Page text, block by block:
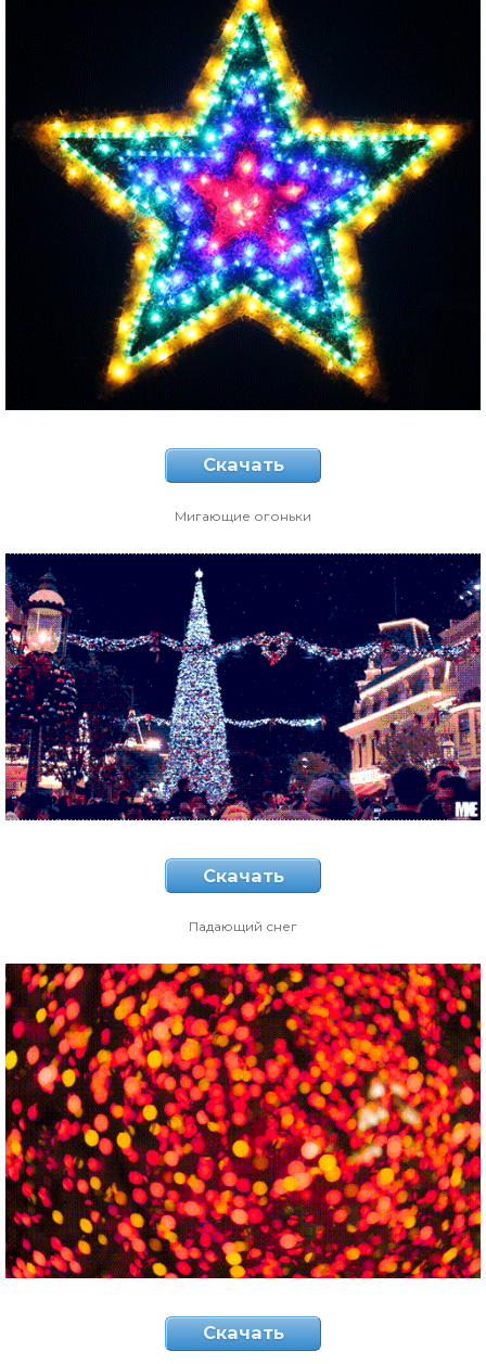
Скачать
Мигающие огоньки
Скачать
Падающий снег
Скачать